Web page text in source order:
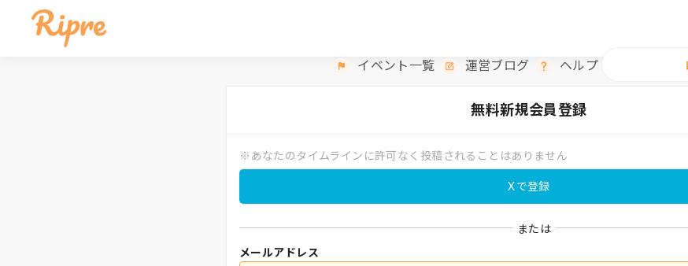
イベント一覧 運営ブログ ヘルプ
無料新規会員登録
※あなたのタイムラインに許可なく投稿されることはありません
Xで登録
または
メールアドレス